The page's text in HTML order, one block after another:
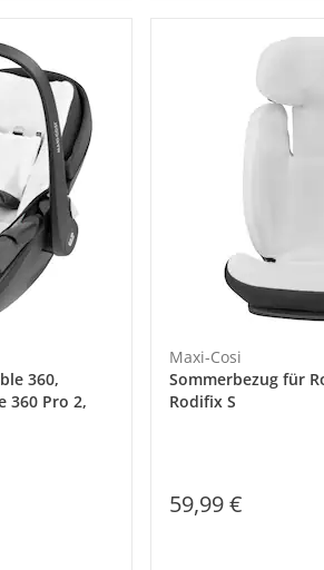
360,
360 Pro 2,
Maxi-Cosi
Sommerbezug für
Rodifix S
59,99 €